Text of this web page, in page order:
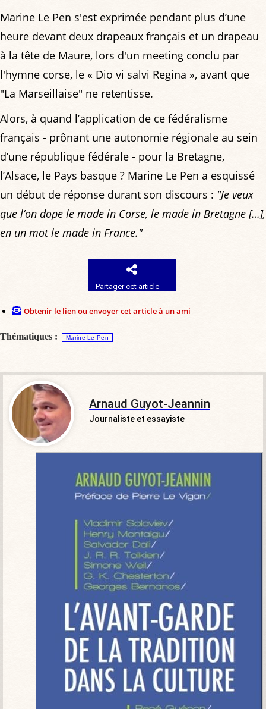
Marine Le Pen s'est exprimée pendant plus d’une
heure devant deux drapeaux français et un drapeau
à la tête de Maure, lors d'un meeting conclu par
l'hymne corse, le « Dio vi salvi Regina », avant que
"La Marseillaise" ne retentisse.
Alors, à quand l’application de ce fédéralisme
français - prônant une autonomie régionale au sein
d’une république fédérale - pour la Bretagne,
l’Alsace, le Pays basque ? Marine Le Pen a esquissé
un début de réponse durant son discours : "Je veux
que l’on dope le made in Corse, le made in Bretagne […],
en un mot le made in France."
Partager cet article
Obtenir le lien ou envoyer cet article à un ami
Thématiques : Marine Le Pen
Arnaud Guyot-Jeannin
Journaliste et essayiste